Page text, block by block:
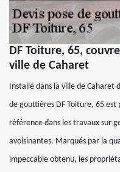
DF Toiture, 65,
ville de Caharet
Installé dans la ville de
de gouttières DF Toiture, 65 est
référence dans les travaux sur
avoisinantes. Marqués par la
impeccable obtenu, les